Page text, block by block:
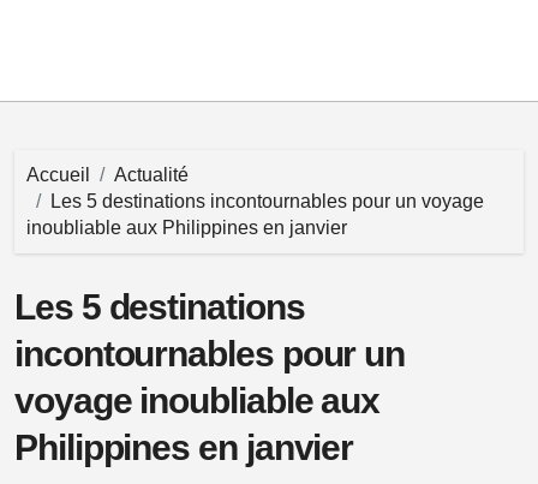
Accueil
Actualité
Les 5 destinations incontournables pour un voyage
inoubliable aux Philippines en janvier
Les 5 destinations
incontournables pour un
voyage inoubliable aux
Philippines en janvier